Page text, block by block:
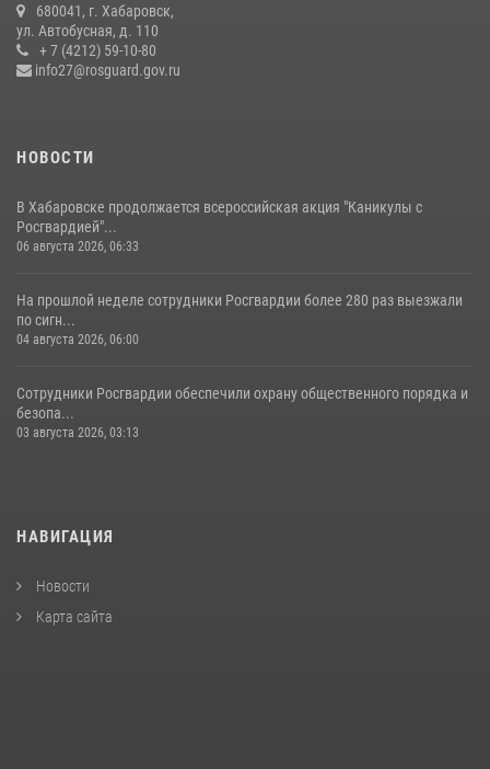
гражданам государственные услуги в сфере оборота оружия,
частной детективной и охранной деятельности
17 июля 2026, 03:45
680041, г. Хабаровск,
ул. Автобусная, д. 110
+ 7 (4212) 59-10-80
info27@rosguard.gov.ru
НОВОСТИ
В Хабаровске продолжается всероссийская акция "Каникулы с
Росгвардией"...
06 августа 2026, 06:33
На прошлой неделе сотрудники Росгвардии более 280 раз выезжали
по сигн...
04 августа 2026, 06:00
Сотрудники Росгвардии обеспечили охрану общественного порядка и
безопа...
03 августа 2026, 03:13
НАВИГАЦИЯ
Новости
Карта сайта